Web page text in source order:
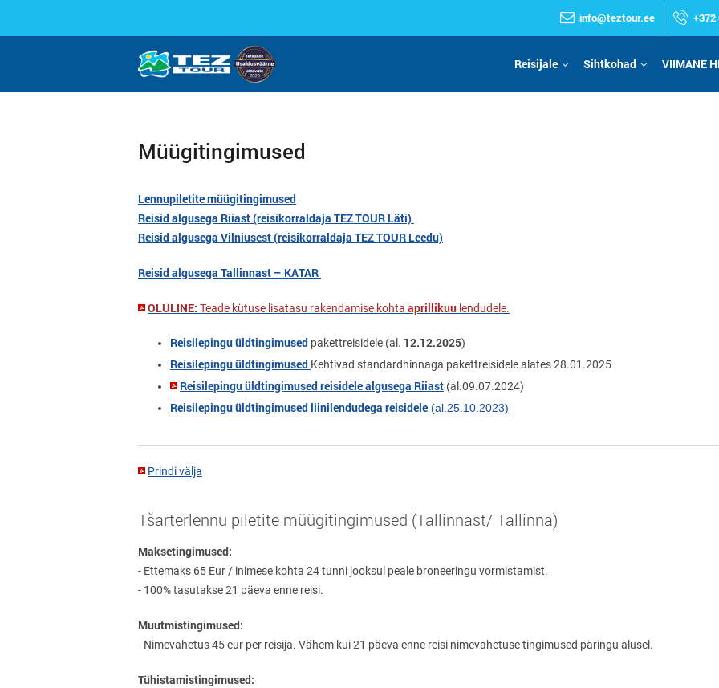
info@teztour.ee +372
Reisijale Sihtkohad VIIMANE
Müügitingimused
Lennupiletite müügitingimused
Reisid algusega Riiast (reisikorraldaja TEZ TOUR Läti)
Reisid algusega Vilniusest (reisikorraldaja TEZ TOUR Leedu)
Reisid algusega Tallinnast – KATAR
OLULINE: Teade kütuse lisatasu rakendamise kohta aprillikuu lendudele.
Reisilepingu üldtingimused pakettreisidele (al. 12.12.2025)
Reisilepingu üldtingimused Kehtivad standardhinnaga pakettreisidele alates 28.01.2025
Reisilepingu üldtingimused reisidele algusega Riiast (al.09.07.2024)
Reisilepingu üldtingimusedliinilendudega reisidele (al.25.10.2023)
Prindi välja
Tšarterlennu piletite müügitingimused (Tallinnast/ Tallinna)
Maksetingimused:
- Ettemaks 65 Eur / inimese kohta 24 tunni jooksul peale broneeringu vormistamist.
- 100% tasutakse 21 päeva enne reisi.
Muutmistingimused:
- Nimevahetus 45 eur per reisija. Vähem kui 21 päeva enne reisi nimevahetuse tingimused päringu alusel.
Tühistamistingimused: